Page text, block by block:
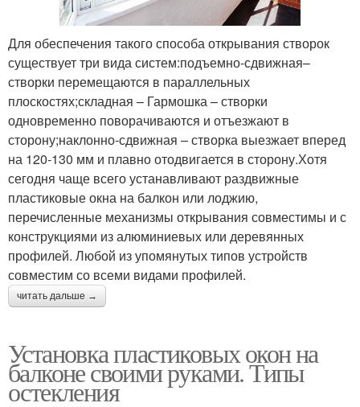
Для обеспечения такого способа открывания створок
существует три вида систем:подъемно-сдвижная–
створки перемещаются в параллельных
плоскостях;складная – Гармошка – створки
одновременно поворачиваются и отъезжают в
сторону;наклонно-сдвижная – створка выезжает вперед
на 120-130 мм и плавно отодвигается в сторону.Хотя
сегодня чаще всего устанавливают раздвижные
пластиковые окна на балкон или лоджию,
перечисленные механизмы открывания совместимы и с
конструкциями из алюминиевых или деревянных
профилей. Любой из упомянутых типов устройств
совместим со всеми видами профилей.
читать дальше →
Установка пластиковых окон на
балконе своими руками. Типы
остекления